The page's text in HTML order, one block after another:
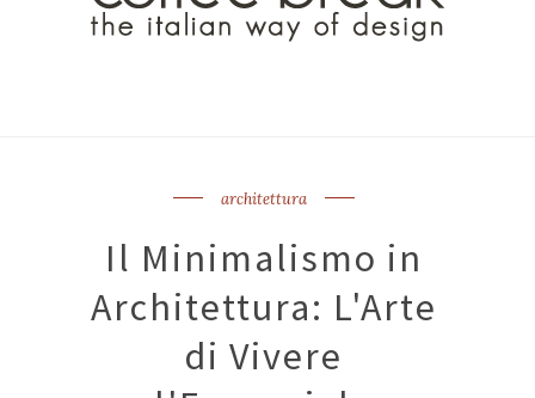
architettura
Il Minimalismo in
Architettura: L'Arte
di Vivere